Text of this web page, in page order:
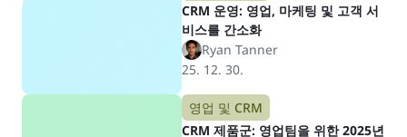
CRM 운영: 영업, 마케팅 및 고객 서
비스를 간소화
Ryan Tanner
25. 12. 30.
영업 및 CRM
CRM 제품군: 영업팀을 위한 2025년